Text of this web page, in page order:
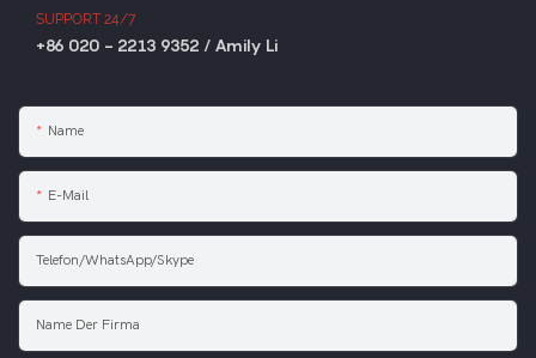
SUPPORT 24/7
+86 020 - 2213 9352 / Amily Li
Name
E-Mail
Telefon/WhatsApp/Skype
Name Der Firma